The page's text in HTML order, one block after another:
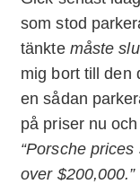
som stod
tänkte måste
mig bort till den
en sådan
på priser nu
“Porsche
over $200,000.”